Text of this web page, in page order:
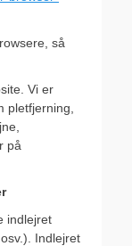
så
Vi er
pletfjerning,
på
indlejret
Indlejret